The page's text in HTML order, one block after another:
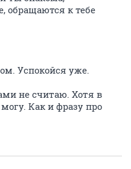
обращаются к тебе
Успокойся уже.
не считаю. Хотя в
Как и фразу про